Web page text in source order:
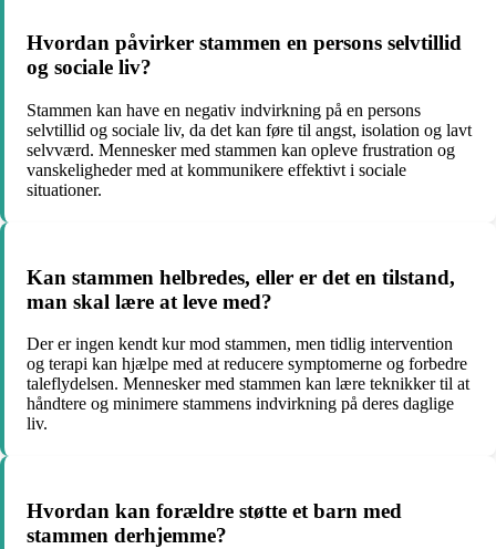
Hvordan påvirker stammen en persons selvtillid
og sociale liv?
Stammen kan have en negativ indvirkning på en persons
selvtillid og sociale liv, da det kan føre til angst, isolation og lavt
selvværd. Mennesker med stammen kan opleve frustration og
vanskeligheder med at kommunikere effektivt i sociale
situationer.
Kan stammen helbredes, eller er det en tilstand,
man skal lære at leve med?
Der er ingen kendt kur mod stammen, men tidlig intervention
og terapi kan hjælpe med at reducere symptomerne og forbedre
taleflydelsen. Mennesker med stammen kan lære teknikker til at
håndtere og minimere stammens indvirkning på deres daglige
liv.
Hvordan kan forældre støtte et barn med
stammen derhjemme?